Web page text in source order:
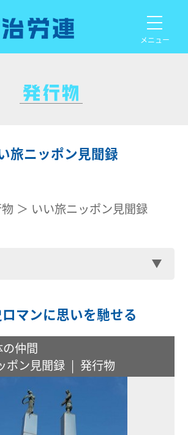
メニュー
旅ニッポン見聞録
いい旅ニッポン見聞録
マンに思いを馳せる
仲間
ポン見聞録
発行物